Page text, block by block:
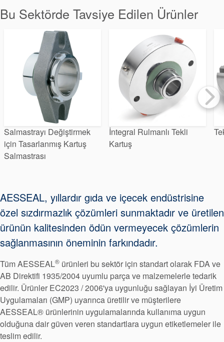
Seal Destek
Sistemi
Sertifikalar ve Standartlar
Bize Ulaşın
Konumlar
Haberler
Sürdürülebilirlik
Bu Sektörde Tavsiye Edilen Ürünler
Salmastrayı Değiştirmek
için Tasarlanmış Kartuş
Salmastrası
İntegral Rulmanlı Tekli
Kartuş
AESSEAL, yıllardır gıda ve içecek endüstrisine
özel sızdırmazlık çözümleri sunmaktadır ve üretilen
ürünün kalitesinden ödün vermeyecek çözümlerin
sağlanmasının öneminin farkındadır.
Tüm AESSEAL® ürünleri bu sektör için standart olarak FDA ve
AB Direktifi 1935/2004 uyumlu parça ve malzemelerle tedarik
edilir. Ürünler EC2023 / 2006'ya uygunluğu sağlayan İyi Üretim
Uygulamaları (GMP) uyarınca üretilir ve müşterilere
AESSEAL® ürünlerinin uygulamalarında kullanıma uygun
olduğuna dair güven veren standartlara uygun etiketlemeler ile
teslim edilir.